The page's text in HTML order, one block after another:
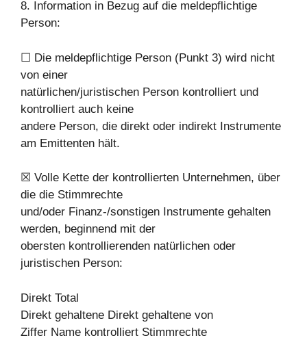
8. Information in Bezug auf die meldepflichtige
Person:
☐ Die meldepflichtige Person (Punkt 3) wird nicht
von einer
natürlichen/juristischen Person kontrolliert und
kontrolliert auch keine
andere Person, die direkt oder indirekt Instrumente
am Emittenten hält.
☒ Volle Kette der kontrollierten Unternehmen, über
die die Stimmrechte
und/oder Finanz-/sonstigen Instrumente gehalten
werden, beginnend mit der
obersten kontrollierenden natürlichen oder
juristischen Person:
Direkt Total
Direkt gehaltene Direkt gehaltene von
Ziffer Name kontrolliert Stimmrechte